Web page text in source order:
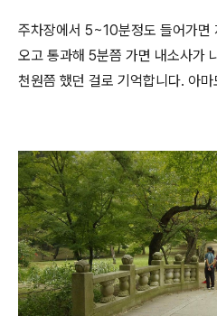
주차장에서 5~10분정도 들어가면
오고 통과해 5분쯤 가면 내소사가
천원쯤 했던 걸로 기억합니다. 아마